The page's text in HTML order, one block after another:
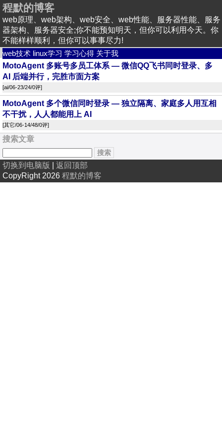
程默的博客
web原理、web架构、web安全、web性能、服务器性能、服务
器架构、服务器安全;你不能预知明天，但你可以利用今天。你
不能样样顺利，但你可以事事尽力!
web技术 linux学习 学习心得 关于我
MotoAgent 多账号多员工体系 — 微信QQ飞书同时登录、多
AI 后端并行，完胜市面方案
[ai/06-23/24/0评]
MotoAgent 多个微信同时登录 — 独立隔离、家庭多人用互相
不干扰，人人都能用上 AI
[其它/06-14/48/0评]
搜索文章
切换到电脑版
返回顶部
CopyRight 2026 程默的博客